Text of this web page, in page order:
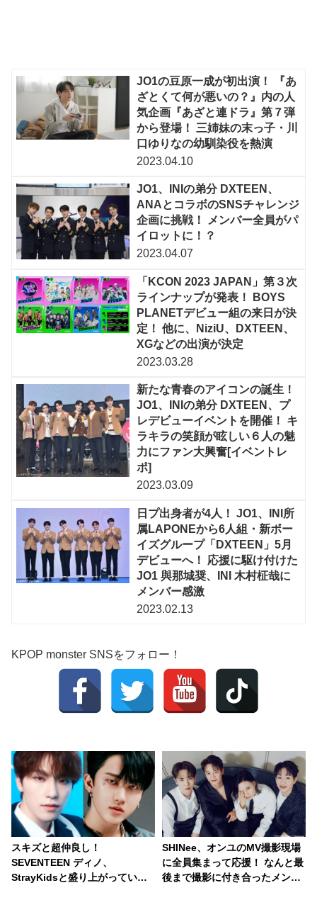
JO1の豆原一成が初出演！ 『あ
ざとくて何が悪いの？』内の人
気企画『あざと連ドラ』第７弾
から登場！ 三姉妹の末っ子・川
口ゆりなの幼馴染役を熱演
2023.04.10
JO1、INIの弟分 DXTEEN、
ANAとコラボのSNSチャレンジ
企画に挑戦！ メンバー全員がパ
イロットに！？
2023.04.07
「KCON 2023 JAPAN」第３次
ラインナップが発表！ BOYS
PLANETデビュー組の来日が決
定！ 他に、NiziU、DXTEEN、
XGなどの出演が決定
2023.03.28
新たな青春のアイコンの誕生！
JO1、INIの弟分 DXTEEN、プ
レデビューイベントを開催！ キ
ラキラの笑顔が眩しい６人の魅
力にファン大興奮[イベントレ
ポ]
2023.03.09
日プ出身者が4人！ JO1、INI所
属LAPONEから6人組・新ボー
イズグループ「DXTEEN」5月
デビューへ！ 応援に駆け付けた
JO1 與那城奨、INI 木村柾哉に
メンバー感激
2023.02.13
KPOP monster SNSをフォロー！
スキズと超仲良し！
SEVENTEEN ディノ、
StrayKidsと盛り上がっていた
SHINee、オンユのMV撮影現場
に全員集まって応援！ なんと最
後まで撮影に付き合ったメンバ